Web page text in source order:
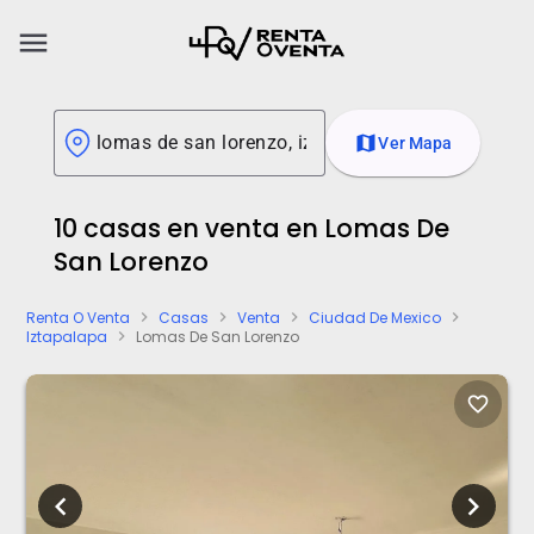
menu
mapVer Mapa
10 casas en venta en Lomas De
San Lorenzo
Renta O Venta chevron_right Casas chevron_right Venta chevron_right Ciudad De Mexico chevron_right
Iztapalapa chevron_right Lomas De San Lorenzo
favorite_border
chevron_left chevron_right